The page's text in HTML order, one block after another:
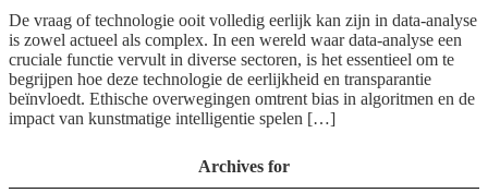
De vraag of technologie ooit volledig eerlijk kan zijn in data-analyse
is zowel actueel als complex. In een wereld waar data-analyse een
cruciale functie vervult in diverse sectoren, is het essentieel om te
begrijpen hoe deze technologie de eerlijkheid en transparantie
beïnvloedt. Ethische overwegingen omtrent bias in algoritmen en de
impact van kunstmatige intelligentie spelen […]
Archives for